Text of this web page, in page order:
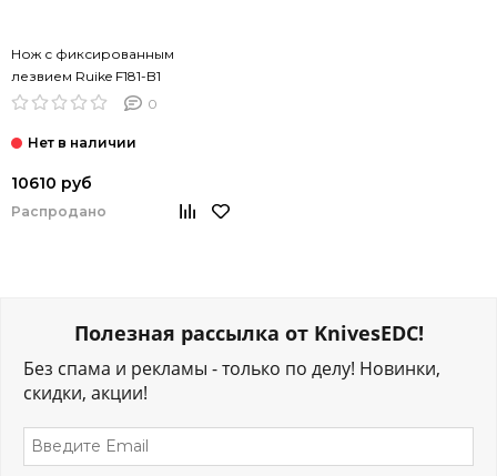
Нож с фиксированным
лезвием Ruike F181-B1
0
10610 руб
Распродано
Полезная рассылка от KnivesEDC!
Без спама и рекламы - только по делу! Новинки,
скидки, акции!